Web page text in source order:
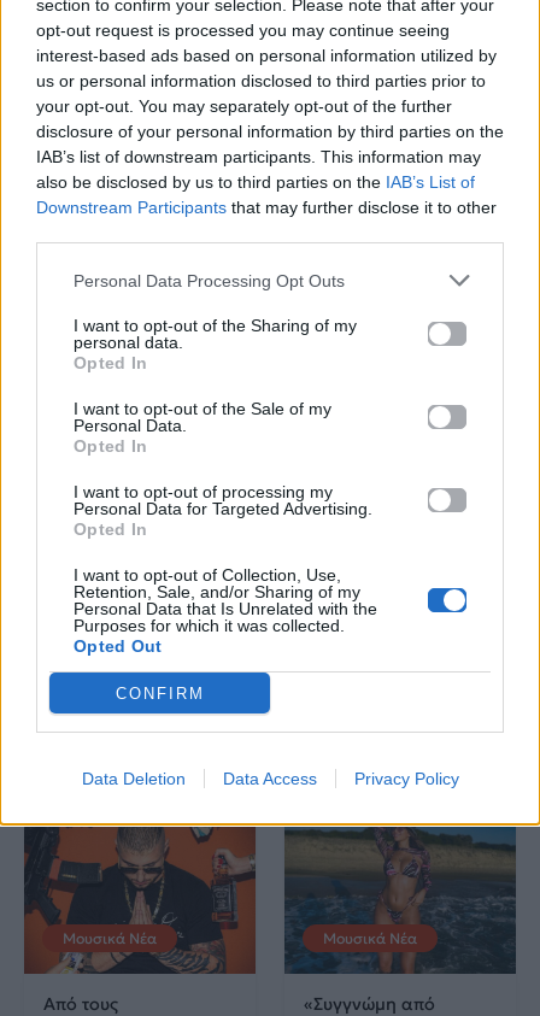
section to confirm your selection. Please note that after your
opt-out request is processed you may continue seeing
interest-based ads based on personal information utilized by
us or personal information disclosed to third parties prior to
your opt-out. You may separately opt-out of the further
disclosure of your personal information by third parties on the
IAB’s list of downstream participants. This information may
also be disclosed by us to third parties on the IAB’s List of
Downstream Participants that may further disclose it to other
Personal Data Processing Opt Outs
I want to opt-out of the Sharing of my
personal data.
Opted In
I want to opt-out of the Sale of my
Personal Data.
Opted In
I want to opt-out of processing my
Personal Data for Targeted Advertising.
Opted In
I want to opt-out of Collection, Use,
Retention, Sale, and/or Sharing of my
Personal Data that Is Unrelated with the
Purposes for which it was collected.
Opted Out
CONFIRM
Data Deletion Data Access Privacy Policy
Αυτός είναι ο
μεγάλος νικητής
του «The Voice of
Greece»
30.12.2025
Θρίαμβος για το
The Voice – Έπιασε
κορυφή με
εντυπωσιακά
Καλλιτεχνών
δισκογραφία, πορεία
και σημαντικές στιγμές
τους στην ελληνική
Μουσικά Νέα
Από τους
Μουσικά Νέα
«Συγγνώμη από